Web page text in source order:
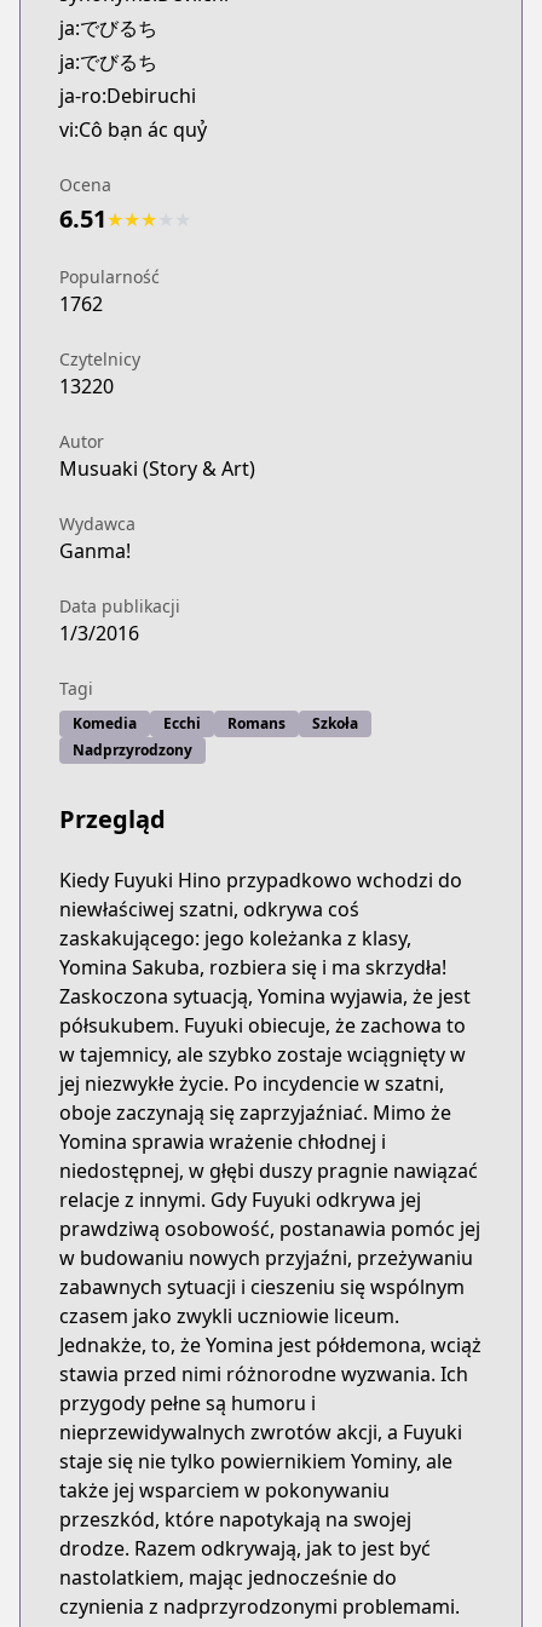
Kitsu
https://kitsu.app/manga/39225
CDJapan
CDJapan
https://www.anime-planet.com/manga/https://
MangaUpdates
https://www.mangaupdates.com/
Book☆Walker
https://bookwalker.jp/series/95413/list
Official English
https://www.mangamo.com/manga/devil-chi
ja:でびるち
ja:でびるち
ja-ro:Debiruchi
vi:Cô bạn ác quỷ
Ocena
6.51★★★
Popularność
1762
Czytelnicy
13220
Autor
Musuaki (Story & Art)
Wydawca
Ganma!
Data publikacji
1/3/2016
Tagi
Komedia Ecchi Romans
Szkoła
Nadprzyrodzony
Przegląd
Kiedy Fuyuki Hino przypadkowo wchodzi do
niewłaściwej szatni, odkrywa coś
zaskakującego: jego koleżanka z klasy,
Yomina Sakuba, rozbiera się i ma skrzydła!
Zaskoczona sytuacją, Yomina wyjawia, że jest
półsukubem. Fuyuki obiecuje, że zachowa to
w tajemnicy, ale szybko zostaje wciągnięty w
jej niezwykłe życie. Po incydencie w szatni,
oboje zaczynają się zaprzyjaźniać. Mimo że
Yomina sprawia wrażenie chłodnej i
niedostępnej, w głębi duszy pragnie nawiązać
relacje z innymi. Gdy Fuyuki odkrywa jej
prawdziwą osobowość, postanawia pomóc jej
w budowaniu nowych przyjaźni, przeżywaniu
zabawnych sytuacji i cieszeniu się wspólnym
czasem jako zwykli uczniowie liceum.
Jednakże, to, że Yomina jest półdemona, wciąż
stawia przed nimi różnorodne wyzwania. Ich
przygody pełne są humoru i
nieprzewidywalnych zwrotów akcji, a Fuyuki
staje się nie tylko powiernikiem Yominy, ale
także jej wsparciem w pokonywaniu
przeszkód, które napotykają na swojej
drodze. Razem odkrywają, jak to jest być
nastolatkiem, mając jednocześnie do
czynienia z nadprzyrodzonymi problemami.